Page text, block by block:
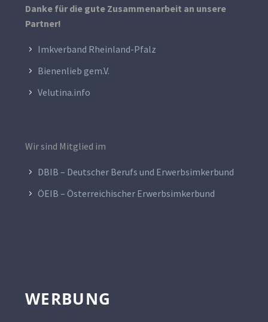
Danke für die gute Zusammenarbeit an unsere
Partner!
Imkverband Rheinland-Pfalz
Bienenlieb gem.V.
Velutina.info
Wir sind Mitglied im
DBIB – Deutscher Berufs und Erwerbsimkerbund
ÖEIB – Österreichischer Erwerbsimkerbund
WERBUNG